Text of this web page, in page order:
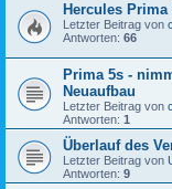
Hercules Prima
Letzter Beitrag von
Antworten: 66
Prima 5s -
Neuaufbau
Letzter Beitrag von
Antworten: 1
Überlauf des
Letzter Beitrag von
Antworten: 9